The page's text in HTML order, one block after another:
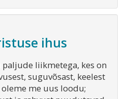
ihus
liikmetega, kes on
suguvõsast, keelest
me uus loodu;